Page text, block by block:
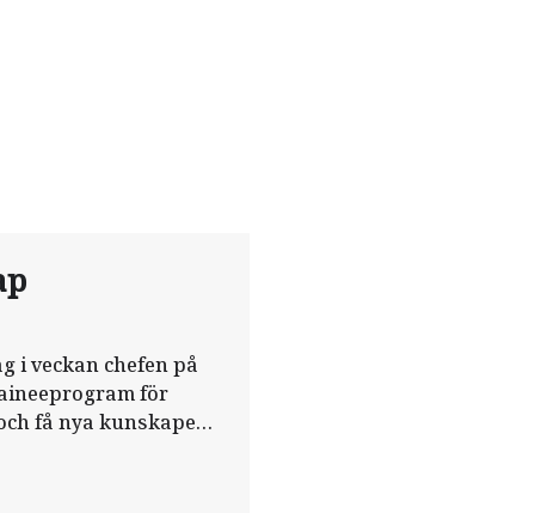
i veckan chefen på
för
få nya kunskaper